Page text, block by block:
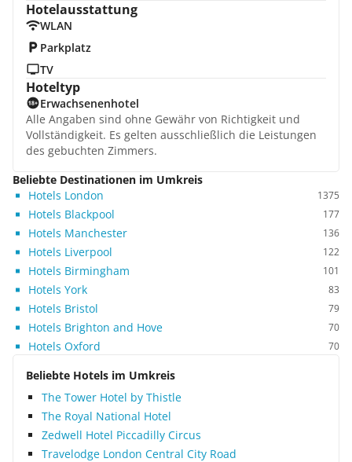
Hotelausstattung
WLAN
Parkplatz
TV
Hoteltyp
Erwachsenenhotel
Alle Angaben sind ohne Gewähr von Richtigkeit und
Vollständigkeit. Es gelten ausschließlich die Leistungen
des gebuchten Zimmers.
Beliebte Destinationen im Umkreis
Hotels London
1375
Hotels Blackpool 177
Hotels Manchester 136
Hotels Liverpool 122
Hotels Birmingham 101
Hotels York 83
Hotels Bristol 79
Hotels Brighton and Hove 70
Hotels Oxford 70
Beliebte Hotels im Umkreis
The Tower Hotel by Thistle
The Royal National Hotel
Zedwell Hotel Piccadilly Circus
Travelodge London Central City Road